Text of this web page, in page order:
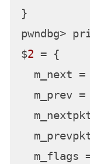
}
pwndbg>
$2 = {
  m_next =
  m_prev =
m_flags